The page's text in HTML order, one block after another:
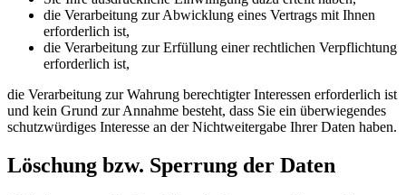
die Verarbeitung zur Abwicklung eines Vertrags mit Ihnen
erforderlich ist,
die Verarbeitung zur Erfüllung einer rechtlichen Verpflichtung
erforderlich ist,
die Verarbeitung zur Wahrung berechtigter Interessen erforderlich ist
und kein Grund zur Annahme besteht, dass Sie ein überwiegendes
schutzwürdiges Interesse an der Nichtweitergabe Ihrer Daten haben.
Löschung bzw. Sperrung der Daten